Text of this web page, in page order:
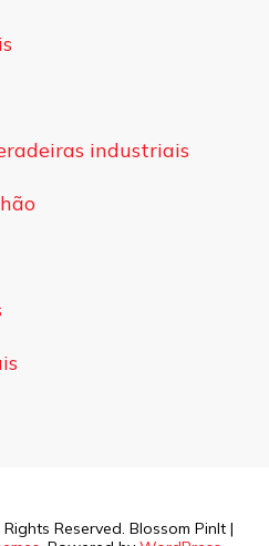
industriais
Rights Reserved. Blossom PinIt |